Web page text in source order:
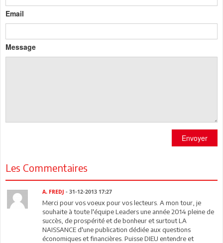
Email
Message
Envoyer
Les Commentaires
A. FREDJ - 31-12-2013 17:27
Merci pour vos voeux pour vos lecteurs. A mon tour, je
souhaite à toute l'équipe Leaders une année 2014 pleine de
succès, de prospérité et de bonheur et surtout LA
NAISSANCE d'une publication dédiée aux questions
économiques et financières. Puisse DIEU entendre et